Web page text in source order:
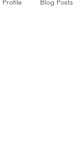
Profile Blog Posts